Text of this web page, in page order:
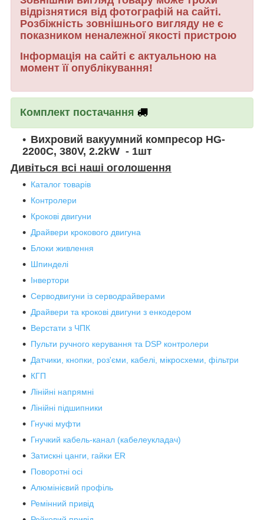
відрізнятися від фотографій на сайті.
Розбіжність зовнішнього вигляду не є
показником неналежної якості пристрою
Інформація на сайті є актуальною на
момент її опублікування!
Комплект постачання
Вихровий вакуумний компресор HG-
2200С, 380V, 2.2kW - 1шт
Дивіться всі наші оголошення
Каталог товарів
Контролери
Крокові двигуни
Драйвери крокового двигуна
Блоки живлення
Шпинделі
Інвертори
Серводвигуни із серводрайверами
Драйвери та крокові двигуни з енкодером
Верстати з ЧПК
Пульти ручного керування та DSP контролери
Датчики, кнопки, роз'єми, кабелі, мікросхеми, фільтри
КГП
Лінійні напрямні
Лінійні підшипники
Гнучкі муфти
Гнучкий кабель-канал (кабелеукладач)
Затискні цанги, гайки ER
Поворотні осі
Алюмінієвий профіль
Ремінний привід